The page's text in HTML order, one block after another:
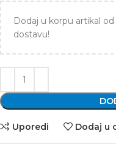
Dodaj u korpu artikal od
dostavu!
Uporedi Dodaj u